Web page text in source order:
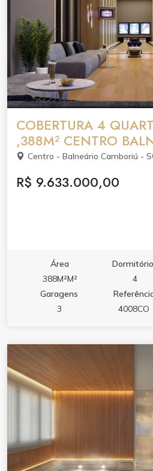
COBERTURA 4
,388M² CENTRO
Centro - Balneário Camboriú -
R$ 9.633.000,00
Área
388M²M²
4
Garagens
3
4008CO